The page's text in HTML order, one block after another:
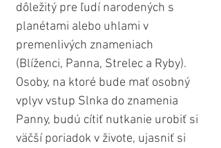
dôležitý pre ľudí narodených s
planétami alebo uhlami v
premenlivých znameniach
(Blíženci, Panna, Strelec a Ryby).
Osoby, na ktoré bude mať osobný
vplyv vstup Slnka do znamenia
Panny, budú cítiť nutkanie urobiť si
väčší poriadok v živote, ujasniť si